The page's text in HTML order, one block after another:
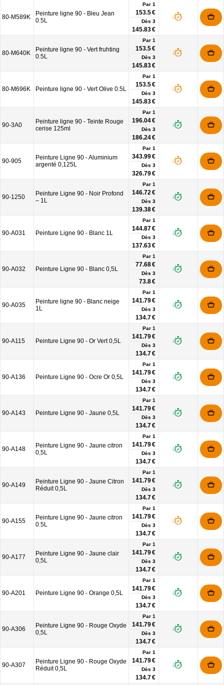
80-M589K
Peinture ligne 90 - Bleu Jean
0.5L
Par 1
153.5 €
Dès 3
145.83 €
80-M640K
Peinture ligne 90 - Vert fruhting
0.5L
Par 1
153.5 €
Dès 3
145.83 €
80-M696K Peinture ligne 90 - Vert Olive 0.5L
Par 1
153.5 €
Dès 3
145.83 €
90-3A0
Peinture ligne 90 - Teinte Rouge
cerise 125ml
Par 1
196.04 €
Dès 3
186.24 €
90-905
Peinture Ligne 90 - Aluminium
argenté 0,125L
Par 1
343.99 €
Dès 3
326.79 €
90-1250
Peinture Ligne 90 - Noir Profond
– 1L
Par 1
146.72 €
Dès 3
139.38 €
90-A031 Peinture Ligne 90 - Blanc 1L
Par 1
144.87 €
Dès 3
137.63 €
90-A032 Peinture Ligne 90 - Blanc 0,5L
Par 1
77.68 €
Dès 3
73.8 €
90-A035
Peinture ligne 90 - Blanc neige
1L
Par 1
141.79 €
Dès 3
134.7 €
90-A115 Peinture Ligne 90 - Or Vert 0,5L
Par 1
141.79 €
Dès 3
134.7 €
90-A136 Peinture Ligne 90 - Ocre Or 0,5L
Par 1
141.79 €
Dès 3
134.7 €
90-A143 Peinture Ligne 90 - Jaune 0,5L
Par 1
141.79 €
Dès 3
134.7 €
90-A148
Peinture Ligne 90 - Jaune citron
0,5L
Par 1
141.79 €
Dès 3
134.7 €
90-A149
Peinture Ligne 90 - Jaune Citron
Réduit 0,5L
Par 1
141.79 €
Dès 3
134.7 €
90-A155
Peinture Ligne 90 - Jaune citron
0.5L
Par 1
141.79 €
Dès 3
134.7 €
90-A177
Peinture Ligne 90 - Jaune clair
0,5L
Par 1
141.79 €
Dès 3
134.7 €
90-A201 Peinture Ligne 90 - Orange 0,5L
Par 1
141.79 €
Dès 3
134.7 €
90-A306
Peinture Ligne 90 - Rouge Oxyde
0,5L
Par 1
141.79 €
Dès 3
134.7 €
90-A307
Peinture Ligne 90 - Rouge Oxyde
Réduit 0,5L
Par 1
141.79 €
Dès 3
134.7 €